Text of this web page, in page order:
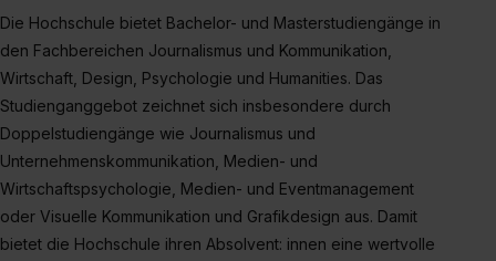
Die Hochschule bietet Bachelor- und Masterstudiengänge in
den Fachbereichen Journalismus und Kommunikation,
Wirtschaft, Design, Psychologie und Humanities. Das
Studienganggebot zeichnet sich insbesondere durch
Doppelstudiengänge wie Journalismus und
Unternehmenskommunikation, Medien- und
Wirtschaftspsychologie, Medien- und Eventmanagement
oder Visuelle Kommunikation und Grafikdesign aus. Damit
bietet die Hochschule ihren Absolvent: innen eine wertvolle